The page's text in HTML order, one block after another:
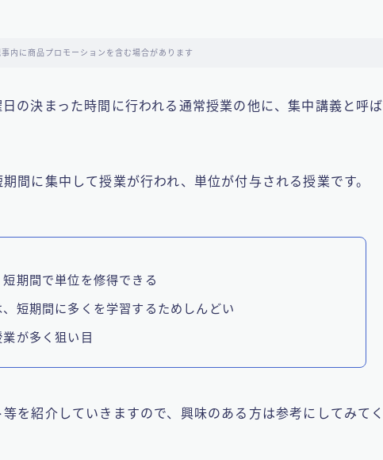
事内に商品プロモーションを含む場合があります
の決まった時間に行われる通常授業の他に、集中講義と呼ば
間に集中して授業が行われ、単位が付与される授業です。
期間で単位を修得できる
短期間に多くを学習するためしんどい
が多く狙い目
を紹介していきますので、興味のある方は参考にしてみてく